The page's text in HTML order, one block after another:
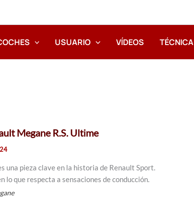
USUARIO VÍDEOS TÉCNICA
Megane R.S. Ultime
una pieza clave en la historia de Renault Sport.
lo que respecta a sensaciones de conducción.